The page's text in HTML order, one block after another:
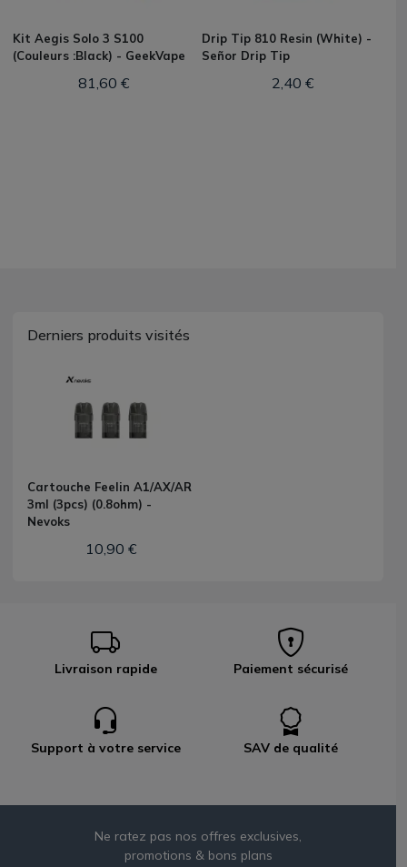
Kit Aegis Solo 3 S100
(Couleurs :Black) - GeekVape
81,60 €
Drip Tip 810 Resin (White) -
Señor Drip Tip
2,40 €
Derniers produits visités
Cartouche Feelin A1/AX/AR
3ml (3pcs) (0.8ohm) -
Nevoks
10,90 €
Livraison rapide Paiement sécurisé
Support à votre service SAV de qualité
Ne ratez pas nos offres exclusives,
promotions & bons plans